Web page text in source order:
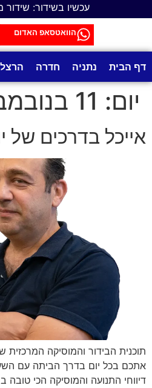
עכשיו בשידור: שידור
הוואטסאפ האדום
דף הבית נתניה חדרה
יום: 11 בנובמבר 2025
אייכל בדרכים של
תוכנית הבידור והמוסיקה המרכזית
אתכם בכל יום בדרך הביתה עם
דיווחי התנועה והמוסיקה הכי טובה